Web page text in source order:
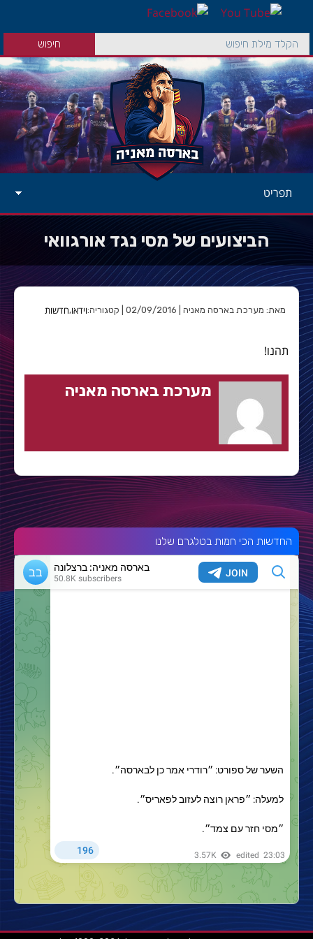
תפריט
הביצועים של מסי נגד אורגוואי
מאת: מערכת בארסה מאניה | 02/09/2016 | קטגוריה: וידאו,חדשות
תהנו!
מערכת בארסה מאניה
החדשות הכי חמות בטלגרם שלנו